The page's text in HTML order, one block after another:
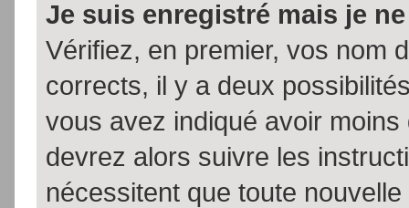
Je suis enregistré mais je
Vérifiez, en premier, vos nom
corrects, il y a deux
vous avez indiqué avoir
devrez alors suivre les
nécessitent que toute